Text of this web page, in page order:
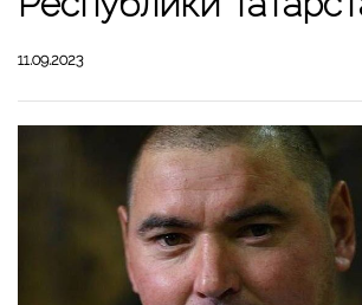
11.09.2023